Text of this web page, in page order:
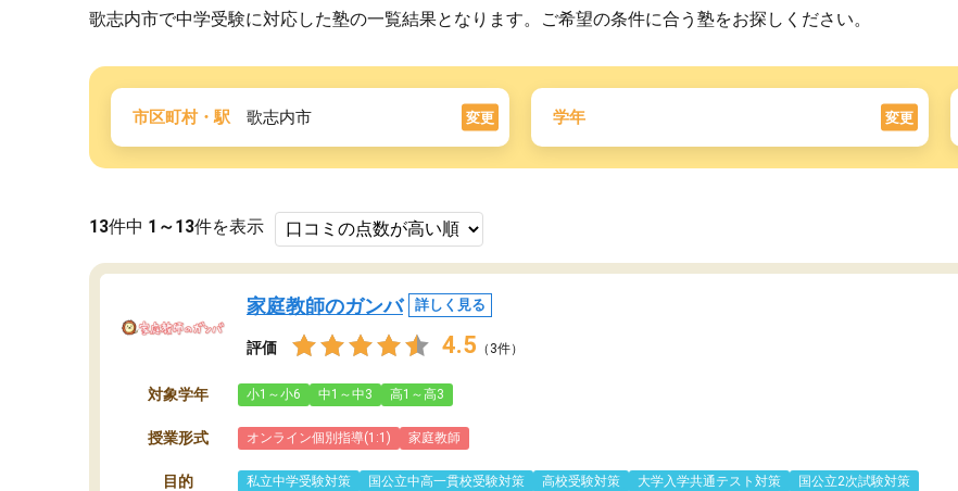
歌志内市で中学受験に対応した塾の一覧結果となります。ご希望の条件に合う塾をお探しください。
市区町村・駅 歌志内市 変更 学年 変更
13件中 1～13件を表示
家庭教師のガンバ 詳しく見る
評価 4.5 （3件）
対象学年 小1～小6 中1～中3 高1～高3
授業形式 オンライン個別指導(1:1) 家庭教師
目的 私立中学受験対策 国公立中高一貫校受験対策 高校受験対策 大学入学共通テスト対策
国公立2次試験対策